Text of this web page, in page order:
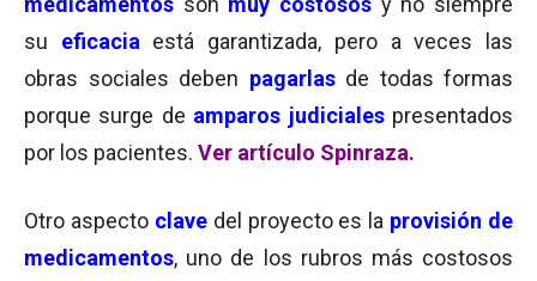
su eficacia está garantizada, pero a veces las
obras sociales deben pagarlasde todas formas
porque surge de amparos judicialespresentados
por los pacientes. Ver artículo Spinraza.
Otro aspecto clavedel proyecto es la provisión de
medicamentos, uno de los rubros más costosos